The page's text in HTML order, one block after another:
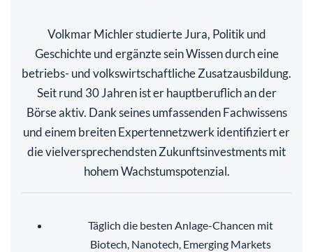
Volkmar Michler studierte Jura, Politik und
Geschichte und ergänzte sein Wissen durch eine
betriebs- und volkswirtschaftliche Zusatzausbildung.
Seit rund 30 Jahren ist er hauptberuflich an der
Börse aktiv. Dank seines umfassenden Fachwissens
und einem breiten Expertennetzwerk identifiziert er
die vielversprechendsten Zukunftsinvestments mit
hohem Wachstumspotenzial.
Täglich die besten Anlage-Chancen mit
Biotech, Nanotech, Emerging Markets